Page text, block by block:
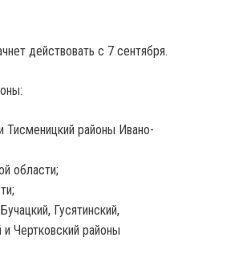
действовать с 7 сентября.
районы Ивано-
области;
Гусятинский,
Чертковский районы